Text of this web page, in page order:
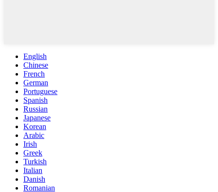
English
Chinese
French
German
Portuguese
Spanish
Russian
Japanese
Korean
Arabic
Irish
Greek
Turkish
Italian
Danish
Romanian